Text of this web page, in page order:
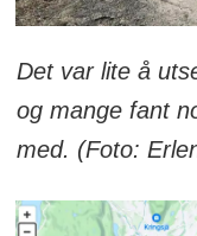
Det var lite å
og mange fant
med. (Foto: